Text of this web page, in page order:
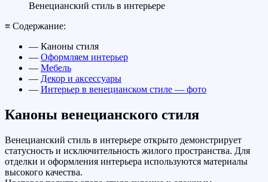
Венецианский стиль в интерьере
≡ Содержание:
— Каноны стиля
— Оформляем интерьер
— Мебель
— Декор и аксессуары
— Интерьер в венецианском стиле — фото
Каноны венецианского стиля
Венецианский стиль в интерьере открыто демонстрирует
статусность и исключительность жилого пространства. Для
отделки и оформления интерьера используются материалы
высокого качества.